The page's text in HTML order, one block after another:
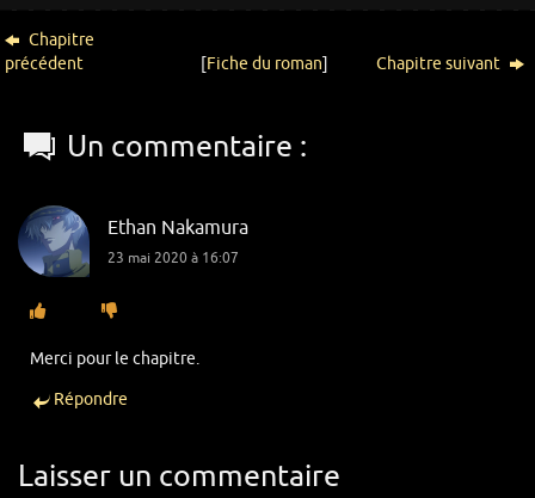
Chapitre
précédent
[Fiche du roman] Chapitre suivant
Un commentaire :
Ethan Nakamura
23 mai 2020 à 16:07
Merci pour le chapitre.
Répondre
Laisser un commentaire